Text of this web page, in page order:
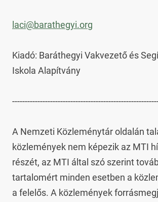
laci@barathegyi.org
Kiadó: Baráthegyi Vakvezető és
Iskola Alapítvány
A Nemzeti Közleménytár oldalán
közlemények nem képezik az MTI
részét, az MTI által szó szerint
tartalomért minden esetben a
a felelős. A közlemények